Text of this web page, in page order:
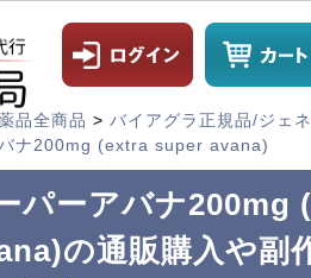
品全商品 > バイアグラ正規品/ジェ
ナ200mg (extra super avana)
パーアバナ200mg
の通販購入や副